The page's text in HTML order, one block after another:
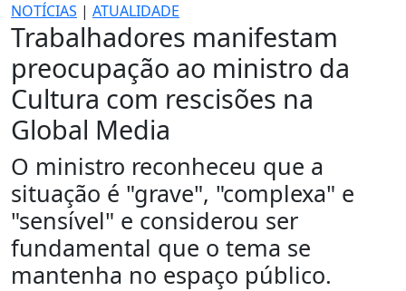
NOTÍCIAS | ATUALIDADE
Trabalhadores manifestam
preocupação ao ministro da
Cultura com rescisões na
Global Media
O ministro reconheceu que a
situação é "grave", "complexa" e
"sensível" e considerou ser
fundamental que o tema se
mantenha no espaço público.